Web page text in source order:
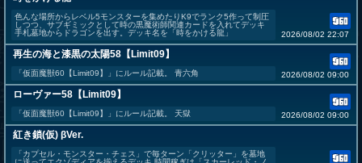
色んな場所からレベル5モンスターを集めたりK9でランク5作って制圧
しつつ、サブギミックとして時の黒魔術師関連カードを入れてデッキ
手札墓地からドラゴンを出す。デッキ名を「時をかける龍」
2026/08/02 22:07
再生の海と漆黒の太陽58【Limit09】
「仮面魔獣60【Limit09】」にルール記載。 青六角 2026/08/02 09:00
ローヴァー58【Limit09】
「仮面魔獣60【Limit09】」にルール記載。 天獄 2026/08/02 09:00
紅き鎖(仮) βVer.
「カプセル・モンスター・チェス」で毎ターン「クリッター」を墓地